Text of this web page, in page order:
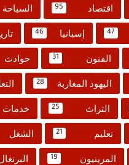
اقتصاد 95 السياحة
47 إسبانيا 46
الفنون 31 حوادث
اليهود المغاربة 28
التراث 25 خدمات
تعليم 21 الشغل
المرينيون 19